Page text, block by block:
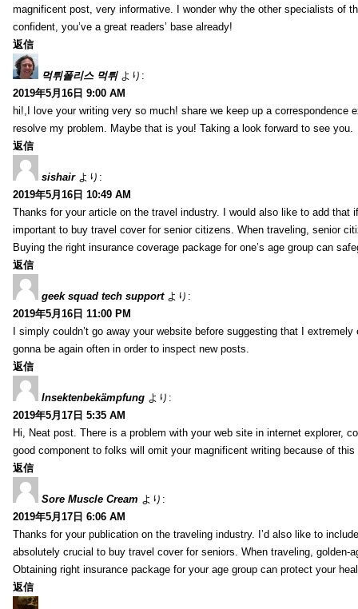
magnificent post, very informative. I wonder why the other specialists of
confident, you’ve a great readers’ base already!
返信
먹튀폴리스 먹튀 より:
2019年5月16日 9:00 AM
hi!,I love your writing very so much! share we keep up a correspondence
resolve my problem. Maybe that is you! Taking a look forward to see you.
返信
sishair より:
2019年5月16日 10:49 AM
Thanks for your article on the travel industry. I would also like to add that
important to buy travel cover for senior citizens. When traveling, senior
Buying the right insurance coverage package for one’s age group can
返信
geek squad tech support より:
2019年5月16日 11:00 PM
I simply couldn’t go away your website before suggesting that I
gonna be again often in order to inspect new posts.
返信
Insektenbekämpfung より:
2019年5月17日 5:35 AM
Hi, Neat post. There is a problem with your web site in internet explorer,
good component to folks will omit your magnificent writing because of this
返信
Sore Muscle Cream より:
2019年5月17日 6:06 AM
Thanks for your publication on the traveling industry. I’d also like to
absolutely crucial to buy travel cover for seniors. When traveling, golden-
Obtaining right insurance package for your age group can protect your
返信